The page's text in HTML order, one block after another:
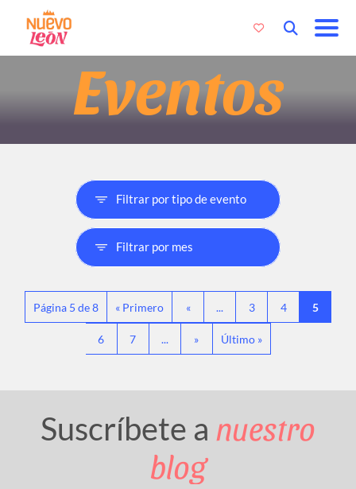
Eventos
Página 5 de 8 « Primero « ... 3 4 5
6 7 ... » Último »
Suscríbete a nuestro
blog